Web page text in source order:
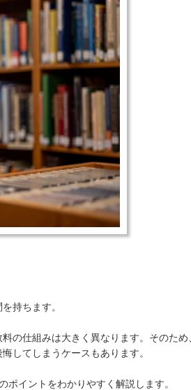
持ちます。
の仕組みは大きく異なります。そのため
してしまうケースもあります。
イントをわかりやすく解説します。